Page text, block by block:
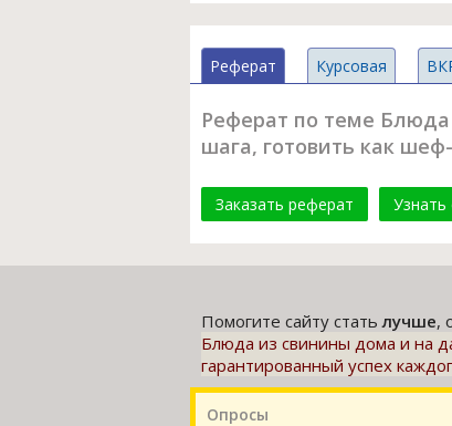
Реферат Курсовая
Реферат по теме
шага, готовить как
Заказать реферат Узнать
Помогите сайту статьлучше,
Блюда из свинины дома и на
гарантированный успех
Опросы